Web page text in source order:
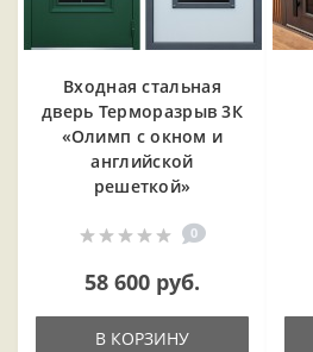
Входная cтальная
дверь Терморазрыв 3К
«Олимп с окном и
английской
решеткой»
0
58 600 руб.
В КОРЗИНУ